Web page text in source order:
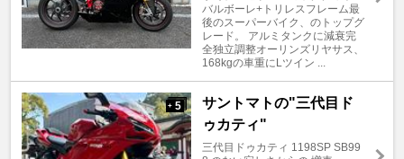
バルボーレ+トリレスフレーム最
後のスーパーバイク、のトップグ
レード。 アルミタンクに減衰完
全独立調整オーリンズリヤサス、
168kgの車重にLツイン ...
+ 5
サントマトの"三代目ド
ゥカティ"
三代目ドゥカティ 1198SP SB99